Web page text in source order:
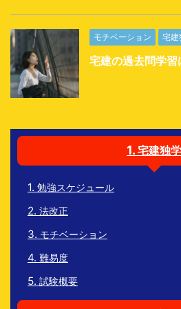
モチベーション 宅建
宅建の過去問学習
宅建独学
勉強スケジュール
法改正
モチベーション
難易度
試験概要